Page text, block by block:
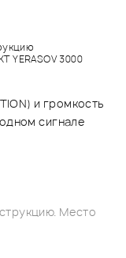
3000
и громкость
сигнале
Место